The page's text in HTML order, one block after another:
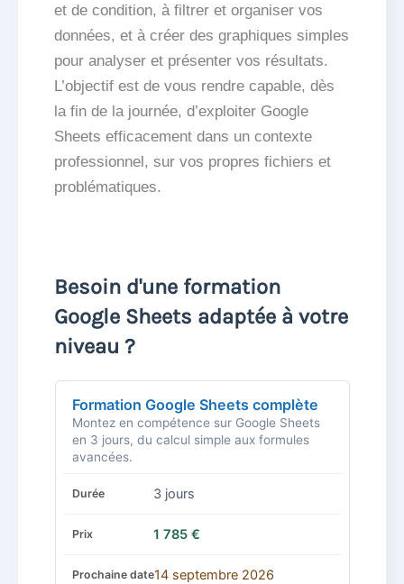
et de condition, à filtrer et organiser vos
données, et à créer des graphiques simples
pour analyser et présenter vos résultats.
L’objectif est de vous rendre capable, dès
la fin de la journée, d’exploiter Google
Sheets efficacement dans un contexte
professionnel, sur vos propres fichiers et
problématiques.
Besoin d'une formation
Google Sheets adaptée à votre
niveau ?
Formation Google Sheets complète
Montez en compétence sur Google Sheets
en 3 jours, du calcul simple aux formules
avancées.
3 jours
1 785 €
14 septembre 2026